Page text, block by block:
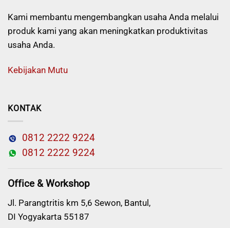
Kami membantu mengembangkan usaha Anda melalui
produk kami yang akan meningkatkan produktivitas
usaha Anda.
Kebijakan Mutu
KONTAK
0812 2222 9224
0812 2222 9224
Office & Workshop
Jl. Parangtritis km 5,6 Sewon, Bantul,
DI Yogyakarta 55187